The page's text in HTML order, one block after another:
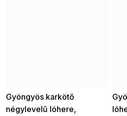
Gyöngyös karkötő
négylevelű lóhere,